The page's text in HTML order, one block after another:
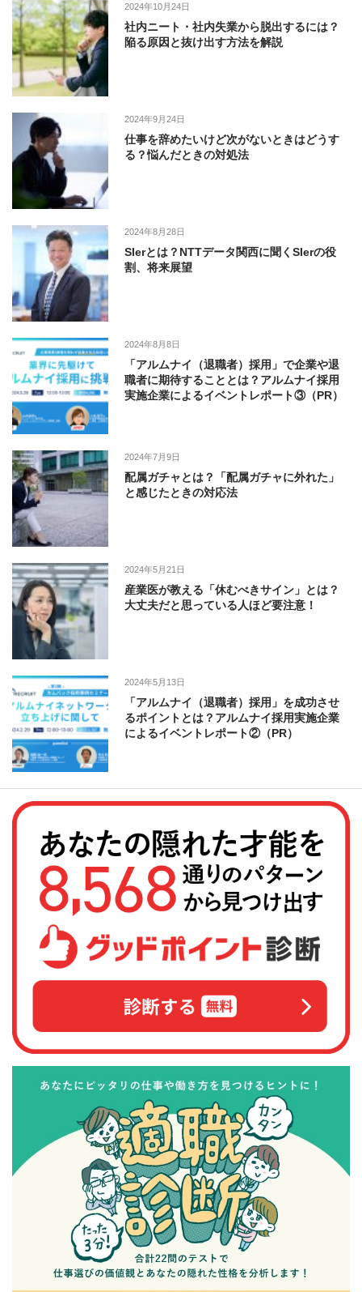
2024年10月24日
社内ニート・社内失業から脱出するには？
陥る原因と抜け出す方法を解説
2024年9月24日
仕事を辞めたいけど次がないときはどうす
る？悩んだときの対処法
2024年8月28日
SIerとは？NTTデータ関西に聞くSIerの役
割、将来展望
2024年8月8日
「アルムナイ（退職者）採用」で企業や退
職者に期待することとは？アルムナイ採用
実施企業によるイベントレポート③（PR）
2024年7月9日
配属ガチャとは？「配属ガチャに外れた」
と感じたときの対応法
2024年5月21日
産業医が教える「休むべきサイン」とは？
大丈夫だと思っている人ほど要注意！
2024年5月13日
「アルムナイ（退職者）採用」を成功させ
るポイントとは？アルムナイ採用実施企業
によるイベントレポート②（PR）